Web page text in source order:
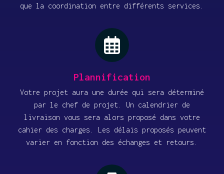
que la coordination entre différents services.
Plannification
Votre projet aura une durée qui sera déterminé
par le chef de projet. Un calendrier de
livraison vous sera alors proposé dans votre
cahier des charges. Les délais proposés peuvent
varier en fonction des échanges et retours.